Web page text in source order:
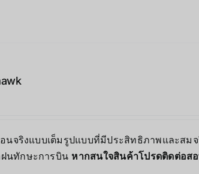
นจริงแบบเต็มรูปแบบที่มีประสิทธิภาพและสม
นทักษะการบิน หากสนใจสินค้าโปรดติดต่อส